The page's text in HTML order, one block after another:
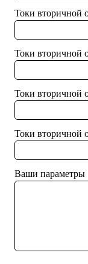
Токи вторичной
Токи вторичной
Токи вторичной
Токи вторичной
Ваши параметры